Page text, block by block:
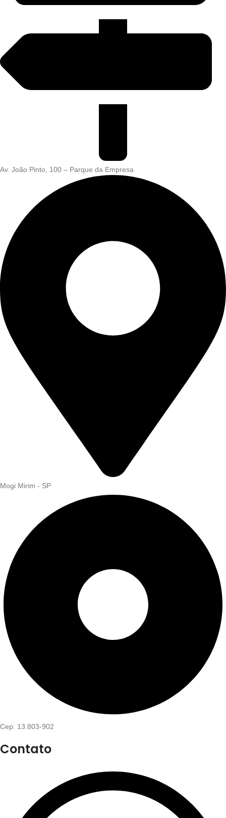
Av. João Pinto, 100 – Parque da Empresa
Mogi Mirim - SP
Cep: 13.803-902
Contato